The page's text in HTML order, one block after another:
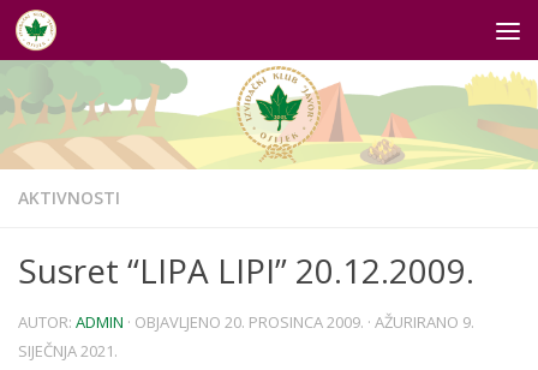
Skip to content
AKTIVNOSTI
Susret “LIPA LIPI” 20.12.2009.
AUTOR: ADMIN · OBJAVLJENO 20. PROSINCA 2009. · AŽURIRANO 9.
SIJEČNJA 2021.